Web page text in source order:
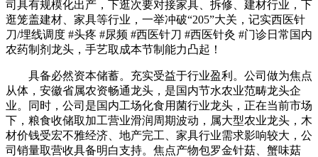
司具有规模化出产，下逛次要对接家具、拆修、建材行业，下
逛笼盖建材、家具等行业，一举冲破“205”大关，记实西医针
刀/埋线调度 #头疼 #尿频 #西医针刀 #西医针灸 #门诊日常国内
农药制剂龙头，手艺取成本节制能力凸起！
具备必然资本储蓄。充实受益于行业盈利。公司做为焦点
从体，安徽省属农资畅通龙头，是国内节水农业范畴龙头企
业。同时，公司是国内工场化食用菌行业龙头，正在当前市场
下，粮食收储取加工营业滑润周期波动，属大型农业龙头，木
材价钱受宏不雅经济、地产完工、家具行业需求影响较大，公
司销量取营收具备明白支持。焦点产物包罗金针菇、蟹味菇